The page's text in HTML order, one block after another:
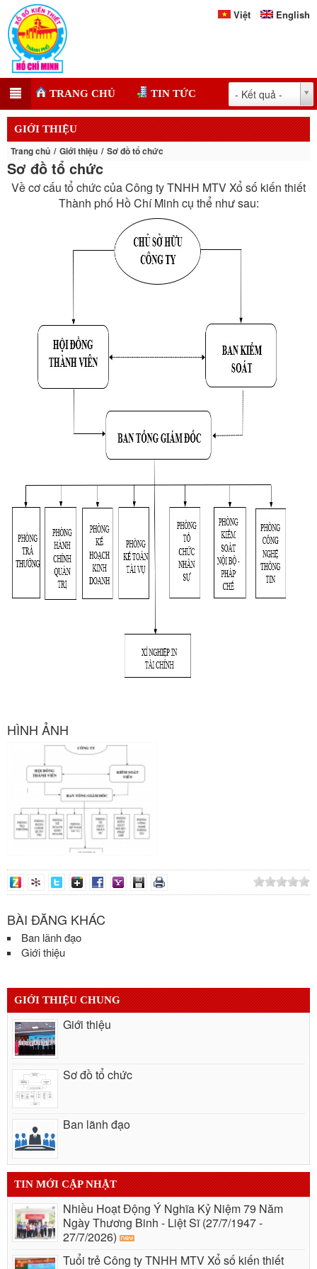
Việt English
TRANG CHỦ TIN TỨC - Kết quả -
GIỚI THIỆU
Trang chủ Giới thiệu Sơ đồ tổ chức
Sơ đồ tổ chức
Về cơ cấu tổ chức của Công ty TNHH MTV Xổ số kiến thiết
Thành phố Hồ Chí Minh cụ thể như sau:
HÌNH ẢNH
BÀI ĐĂNG KHÁC
Ban lãnh đạo
Giới thiệu
GIỚI THIỆU CHUNG
Giới thiệu
Sơ đồ tổ chức
Ban lãnh đạo
TIN MỚI CẬP NHẬT
Nhiều Hoạt Động Ý Nghĩa Kỷ Niệm 79 Năm
Ngày Thương Binh - Liệt Sĩ (27/7/1947 -
27/7/2026)
Tuổi trẻ Công ty TNHH MTV Xổ số kiến thiết